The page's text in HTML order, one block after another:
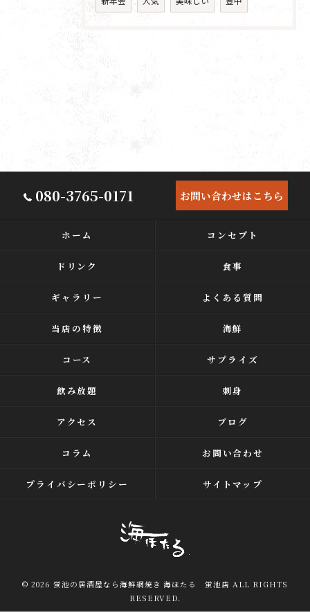
080-3765-0171 お問い合わせはこちら
ホーム コンセプト
ドリンク 食事
ギャラリー よくある質問
当店の特徴 海鮮
コース サプライズ
飲み放題 刺身
アクセス ブログ
コラム お問い合わせ
プライバシーポリシー サイトマップ
© 2026 蛍池の居酒屋なら海鮮網焼き 海ほたる 蛍池店 ALL RIGHTS
RESERVED.